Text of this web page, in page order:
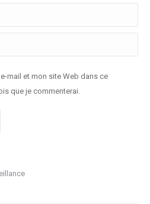
mail et mon site Web dans ce
que je commenterai.